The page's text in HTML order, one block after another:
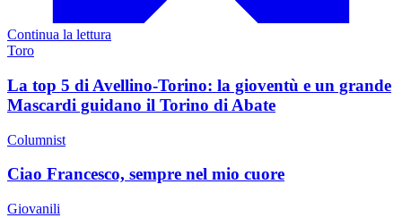
Continua la lettura
Toro
La top 5 di Avellino-Torino: la gioventù e un grande
Mascardi guidano il Torino di Abate
Columnist
Ciao Francesco, sempre nel mio cuore
Giovanili